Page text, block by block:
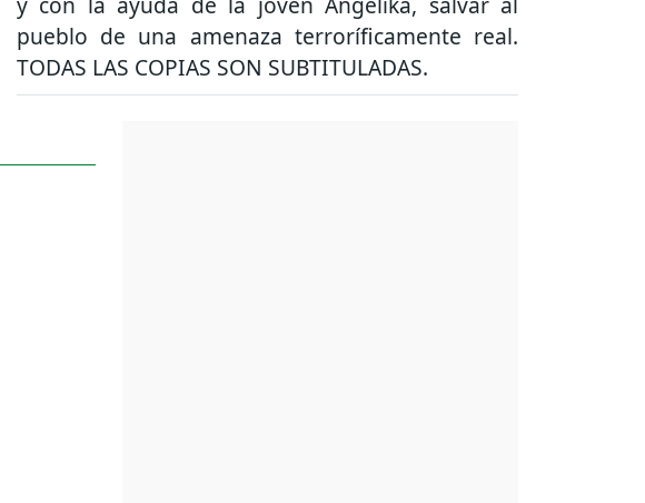
pueblo de una amenaza terroríficamente real.
TODAS LAS COPIAS SON SUBTITULADAS.